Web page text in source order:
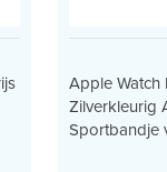
Apple Watch
Zilverkleurig
Sportbandje